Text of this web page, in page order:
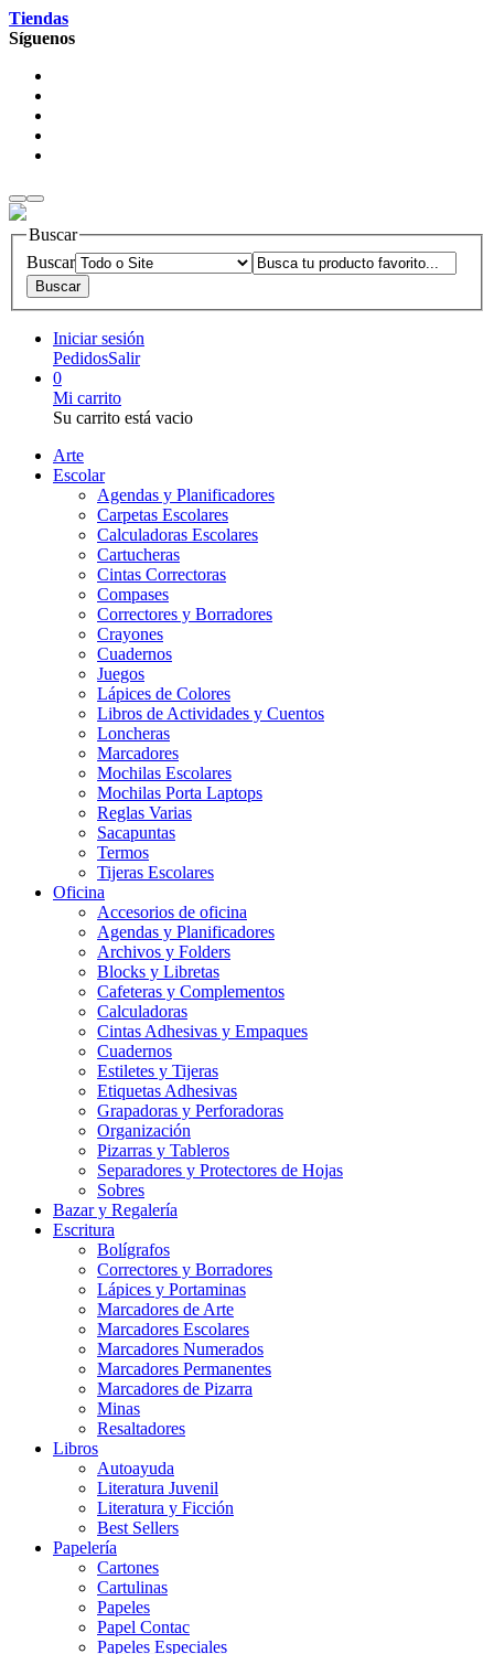
Tiendas
Síguenos
Buscar
Buscar
Iniciar sesión
PedidosSalir
0
Mi carrito
Su carrito está vacio
Arte
Escolar
Agendas y Planificadores
Carpetas Escolares
Calculadoras Escolares
Cartucheras
Cintas Correctoras
Compases
Correctores y Borradores
Crayones
Cuadernos
Juegos
Lápices de Colores
Libros de Actividades y Cuentos
Loncheras
Marcadores
Mochilas Escolares
Mochilas Porta Laptops
Reglas Varias
Sacapuntas
Termos
Tijeras Escolares
Oficina
Accesorios de oficina
Agendas y Planificadores
Archivos y Folders
Blocks y Libretas
Cafeteras y Complementos
Calculadoras
Cintas Adhesivas y Empaques
Cuadernos
Estiletes y Tijeras
Etiquetas Adhesivas
Grapadoras y Perforadoras
Organización
Pizarras y Tableros
Separadores y Protectores de Hojas
Sobres
Bazar y Regalería
Escritura
Bolígrafos
Correctores y Borradores
Lápices y Portaminas
Marcadores de Arte
Marcadores Escolares
Marcadores Numerados
Marcadores Permanentes
Marcadores de Pizarra
Minas
Resaltadores
Libros
Autoayuda
Literatura Juvenil
Literatura y Ficción
Best Sellers
Papelería
Cartones
Cartulinas
Papeles
Papel Contac
Papeles Especiales